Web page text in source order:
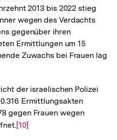
2013 bis 2022 stieg
wegen des Verdachts
gegenüber ihren
Ermittlungen um 15
Zuwachs bei Frauen lag
der israelischen Polizei
Ermittlungsakten
gegen Frauen wegen
Zur
[10]